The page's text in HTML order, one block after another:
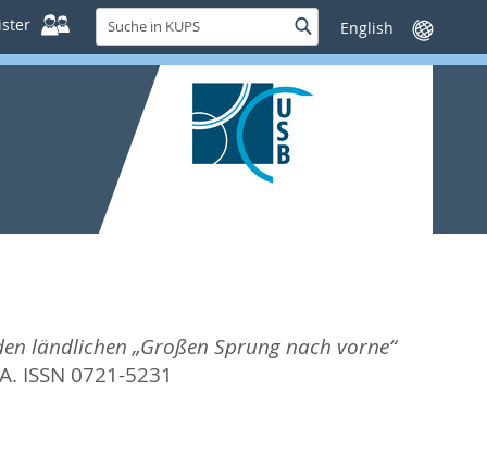
Suche
in
KUPS
SucheSprache
wechseln
ländlichen „Großen Sprung nach vorne“
ISSN 0721-5231